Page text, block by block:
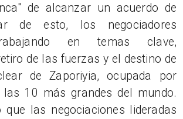
de alcanzar un acuerdo de
de esto, los negociadores
en temas clave,
de las fuerzas y el destino de
de Zaporiyia, ocupada por
las 10 más grandes del mundo.
que las negociaciones lideradas